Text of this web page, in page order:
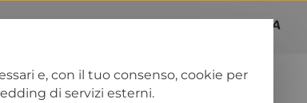
PROGRAMMA
NOTIZIE DAI TERRITORI
e, con il tuo consenso, cookie per
di servizi esterni.